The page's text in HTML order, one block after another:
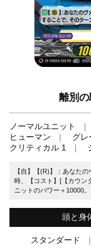
離別
ノーマルユニット
ヒューマン
グレ
クリティカル 1
【自】【(R)】：あなた
時、【コスト】[【カウン
ニットのパワー＋10000。
頭と身
スタンダード